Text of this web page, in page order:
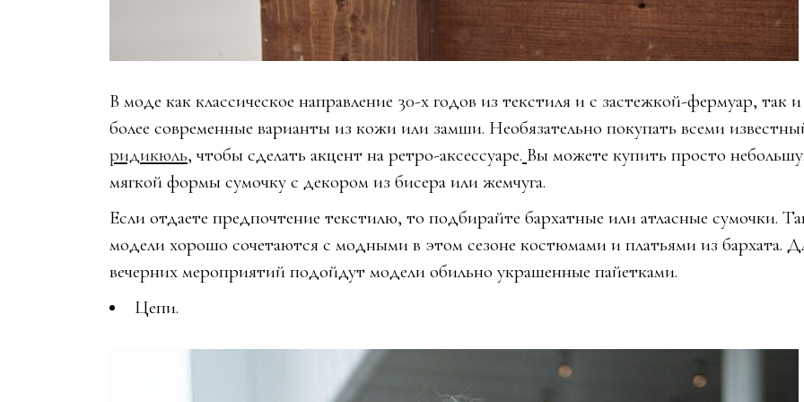
В моде как классическое направление 30-х годов из текстиля и с застежкой-фермуар, так и
более современные варианты из кожи или замши. Необязательно покупать всеми
ридикюль, чтобы сделать акцент на ретро-аксессуаре. Вы можете купить просто
мягкой формы сумочку с декором из бисера или жемчуга.
Если отдаете предпочтение текстилю, то подбирайте бархатные или атласные сумочки.
модели хорошо сочетаются с модными в этом сезоне костюмами и платьями из бархата.
вечерних мероприятий подойдут модели обильно украшенные пайетками.
Цепи.